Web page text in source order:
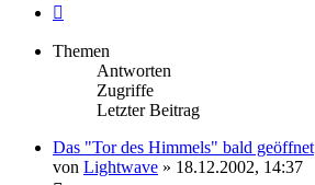
Themen
Antworten
Zugriffe
Letzter Beitrag
Das "Tor des Himmels" bald geöffnet
von Lightwave » 18.12.2002, 14:37